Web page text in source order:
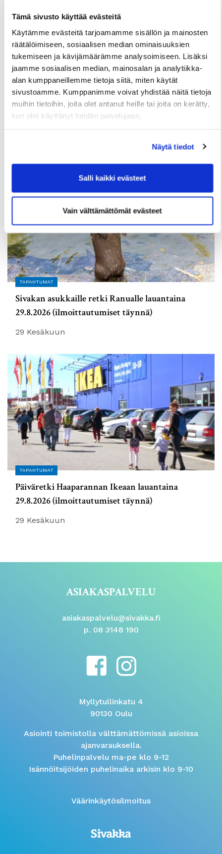
Tämä sivusto käyttää evästeitä
Käytämme evästeitä tarjoamamme sisällön ja mainosten
räätälöimiseen, sosiaalisen median ominaisuuksien
tukemiseen ja kävijämäärämme analysoimiseen. Lisäksi
jaamme sosiaalisen median, mainosalan ja analytiikka-
alan kumppaneillemme tietoja siitä, miten käytät
sivustoamme. Kumppanimme voivat yhdistää näitä tietoja
muihin tietoihin, joita olet antanut heille tai joita on kerätty,
kun olet käyttänyt heidän palvelujaan.
Näytä tiedot
Salli kaikki evästeet
Vain välttämättömät evästeet
TIEDOTTEET
Useita uudis- ja peruskorjauskohteita
valmistumassa loppuvuonna, hakuajat alkavat
elokuussa
TAPAHTUMAT
Sivakan asukkaille retki Ranualle lauantaina
29.8.2026 (ilmoittautumiset täynnä)
29 Kesäkuun
TAPAHTUMAT
Päiväretki Haaparannan Ikeaan lauantaina
29.8.2026 (ilmoittautumiset täynnä)
29 Kesäkuun
ASIAKASPALVELU
asiakaspalvelu@sivakka.fi
p. 08 3148 190
Myllytullinkatu 4
90130 Oulu
Asiointi toimistolla välttämättömissä asioissa
ajanvarauksella.
Puhelinpalvelu ma-pe klo 9-12
Isännöitsijöiden puhelinaika arkisin klo 9-10
Väärinkäytösilmoitus